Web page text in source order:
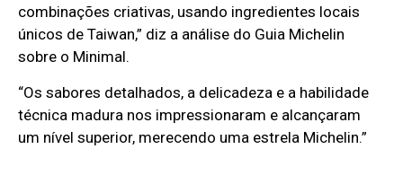
combinações criativas, usando ingredientes locais
únicos de Taiwan,” diz a análise do Guia Michelin
sobre o Minimal.
“Os sabores detalhados, a delicadeza e a habilidade
técnica madura nos impressionaram e alcançaram
um nível superior, merecendo uma estrela Michelin.”